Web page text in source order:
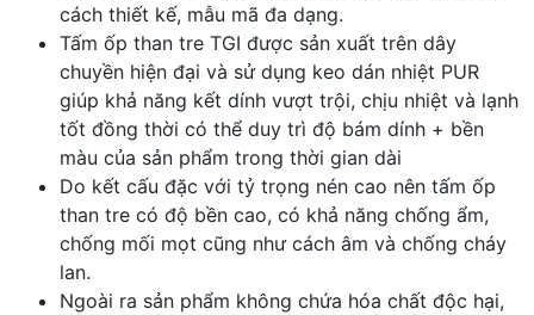
cách thiết kế, mẫu mã đa dạng.
Tấm ốp than tre TGI được sản xuất trên dây
chuyền hiện đại và sử dụng keo dán nhiệt PUR
giúp khả năng kết dính vượt trội, chịu nhiệt và lạnh
tốt đồng thời có thể duy trì độ bám dính + bền
màu của sản phẩm trong thời gian dài
Do kết cấu đặc với tỷ trọng nén cao nên tấm ốp
than tre có độ bền cao, có khả năng chống ẩm,
chống mối mọt cũng như cách âm và chống cháy
lan.
Ngoài ra sản phẩm không chứa hóa chất độc hại,